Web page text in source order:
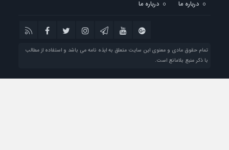
درباره ما
درباره ما
تمام حقوق مادی و معنوی این سایت متعلق به ایذه نامه می باشد و استفاده از مطالب
با ذکر منبع بلامانع است.